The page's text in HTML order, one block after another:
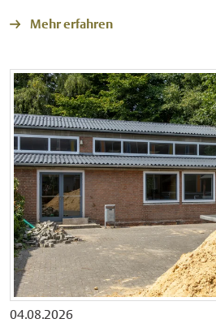
Mehr erfahren
04.08.2026